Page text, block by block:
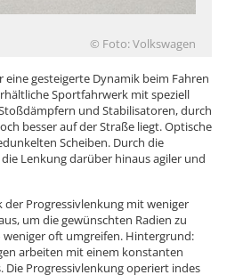
© Foto: Volkswagen
eine gesteigerte Dynamik beim Fahren
Sportfahrwerk mit speziell
und Stabilisatoren, durch
besser auf der Straße liegt. Optische
Scheiben. Durch die
Lenkung darüber hinaus agiler und
der Progressivlenkung mit weniger
um die gewünschten Radien zu
weniger oft umgreifen. Hintergrund:
arbeiten mit einem konstanten
Die Progressivlenkung operiert indes